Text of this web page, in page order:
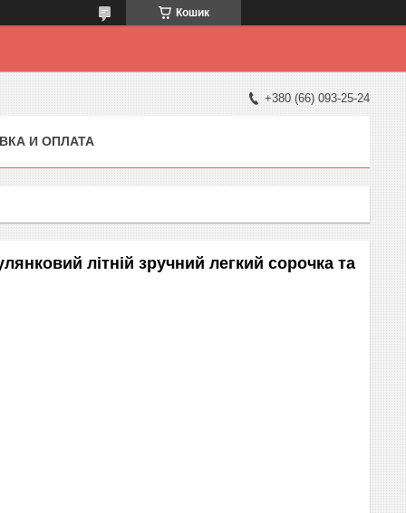
Кошик
+380 (66) 093-25-24
И ОПЛАТА
літній зручний легкий сорочка та